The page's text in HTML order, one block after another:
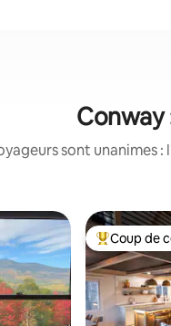
Conway
sont unanimes
les plus aimés Coup de
Coup de